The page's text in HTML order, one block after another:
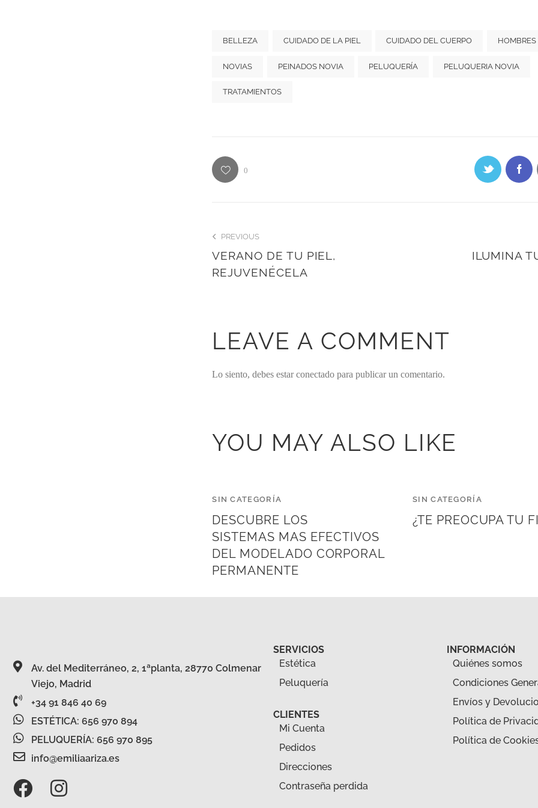
BELLEZA CUIDADO DE LA PIEL CUIDADO DEL CUERPO HOMBRES
NOVIAS PEINADOS NOVIA PELUQUERÍA PELUQUERIA NOVIA
TRATAMIENTOS
0
PREVIOUS
VERANO DE TU PIEL,
REJUVENÉCELA
ILUMINA
LEAVE A COMMENT
Lo siento, debes estarconectado para publicar un comentario.
YOU MAY ALSO LIKE
SIN CATEGORÍA
DESCUBRE LOS
SISTEMAS MAS EFECTIVOS
DEL MODELADO CORPORAL
PERMANENTE
SIN CATEGORÍA
¿TE PREOCUPA TU
Av. del Mediterráneo, 2, 1ªplanta, 28770 Colmenar
Viejo, Madrid
+34 91 846 40 69
ESTÉTICA: 656 970 894
PELUQUERÍA: 656 970 895
info@emiliaariza.es
SERVICIOS
Estética
Peluquería
CLIENTES
Mi Cuenta
Pedidos
Direcciones
Contraseña perdida
INFORMACIÓN
Quiénes somos
Condiciones
Envíos y
Política de
Política de